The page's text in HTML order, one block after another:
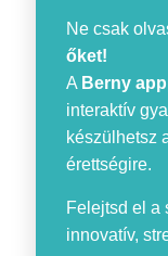
Ne csak
őket!
A Berny
interaktív
készülhetsz
érettségire.
Felejtsd el a
innovatív,